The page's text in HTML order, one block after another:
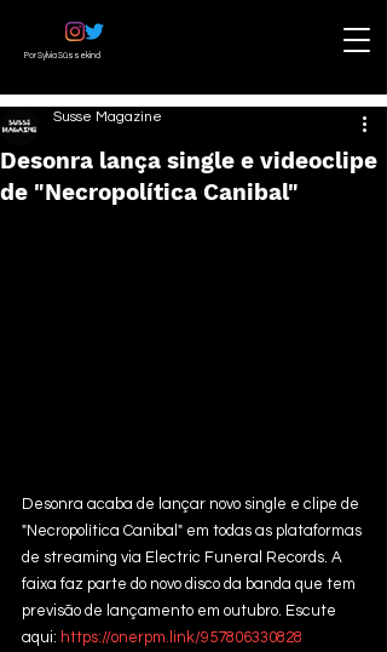
Por Sylvia Süssekind
Desonra lança single e videoclipe
de "Necropolítica Canibal"
Susse Magazine
Desonra acaba de lançar novo single e clipe de
"Necropolítica Canibal" em todas as plataformas
de streaming via Electric Funeral Records. A
faixa faz parte do novo disco da banda que tem
previsão de lançamento em outubro. Escute
aqui: https://onerpm.link/957806330828